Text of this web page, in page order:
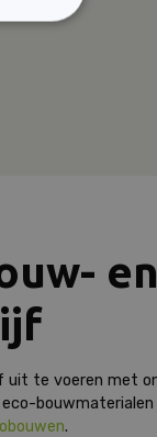
en
uit te voeren met
eco-
.